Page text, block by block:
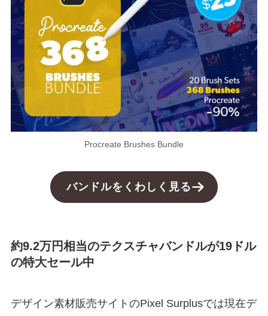
Procreate Brushes Bundle
バンドルをくわしく見る
約9.2万円相当のテクスチャバンドルが19ドル
の特大セール中
デザイン素材販売サイトのPixel Surplusでは現在デ